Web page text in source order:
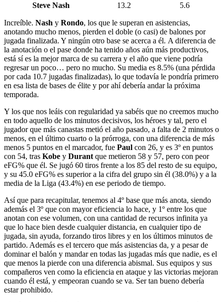
Steve Nash 13.2 5.6
Increíble. Nash y Rondo, los que le superan en asistencias,
anotando mucho menos, pierden el doble (o casi) de balones por
jugada finalizada. Y ningún otro base se acerca a él. A diferencia de
la anotación o el pase donde ha tenido años aún más productivos,
está sí es la mejor marca de su carrera y el año que viene podría
regresar un poco… pero no mucho. Su media es 8.5% (una pérdida
por cada 10.7 jugadas finalizadas), lo que todavía le pondría primero
en esa lista de bases de élite y por ahí debería andar la próxima
temporada.
Y los que nos leáis con regularidad ya sabéis que no creemos mucho
en todo aquello de los minutos decisivos, los héroes y tal, pero el
jugador que más canastas metió el año pasado, a falta de 2 minutos o
menos, en el último cuarto o la prórroga, con una diferencia de más
menos 5 puntos en el marcador, fue Paul con 26, y es 3º en puntos
con 54, tras Kobe y Durant que metieron 58 y 57, pero con peor
eFG% que él. Se jugó 60 tiros frente a los 85 del resto de su equipo,
y su 45.0 eFG% es superior a la cifra del grupo sin él (38.0%) y a la
media de la Liga (43.4%) en ese periodo de tiempo.
Así que para recapitular, tenemos al 4º base que más anota, siendo
además el 3º que con mayor eficiencia lo hace, y 1º entre los que
anotan con ese volumen, con una cantidad de recursos infinita ya
que lo hace bien desde cualquier distancia, en cualquier tipo de
jugada, sin ayuda, forzando tiros libres y en los últimos minutos de
partido. Además es el tercero que más asistencias da, y a pesar de
dominar el balón y mandar en todas las jugadas más que nadie, es el
que menos la pierde con una diferencia abismal. Sus equipos y sus
compañeros ven como la eficiencia en ataque y las victorias mejoran
cuando él está, y empeoran cuando se va. Ser tan bueno debería
estar prohibido.